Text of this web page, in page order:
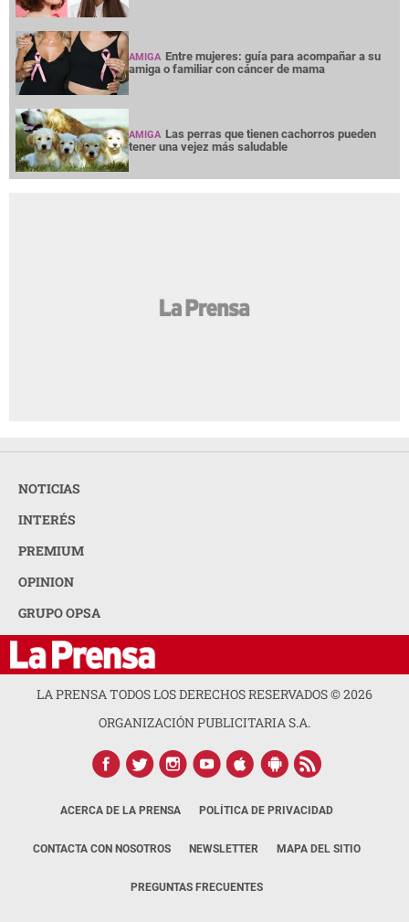
AMIGA Entre mujeres: guía para acompañar a su
amiga o familiar con cáncer de mama
AMIGA Las perras que tienen cachorros pueden
tener una vejez más saludable
NOTICIAS
INTERÉS
PREMIUM
OPINION
GRUPO OPSA
LA PRENSA TODOS LOS DERECHOS RESERVADOS ©2026
ORGANIZACIÓN PUBLICITARIA S.A.
ACERCA DE LA PRENSA POLÍTICA DE PRIVACIDAD
CONTACTA CON NOSOTROS NEWSLETTER MAPA DEL SITIO
PREGUNTAS FRECUENTES